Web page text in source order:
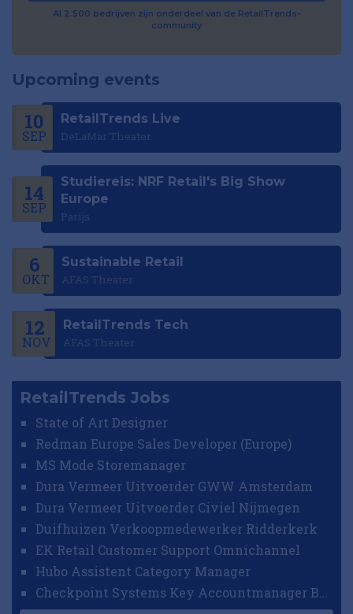
Al 2.500 bedrijven zijn onderdeel van de RetailTrends-
community
Upcoming events
10
SEP
RetailTrends Live
DeLaMar Theater
14
SEP
Studiereis: NRF Retail's Big Show
Europe
Parijs
6
OKT
Sustainable Retail
AFAS Theater
12
NOV
RetailTrends Tech
AFAS Theater
RetailTrends Jobs
State of Art Designer
Redman Europe Sales Developer (Europe)
MS Mode Storemanager
Dura Vermeer Uitvoerder GWW Amsterdam
Dura Vermeer Uitvoerder Civiel Nijmegen
Duifhuizen Verkoopmedewerker Ridderkerk
EK Retail Customer Support Omnichannel
Hubo Assistent Category Manager